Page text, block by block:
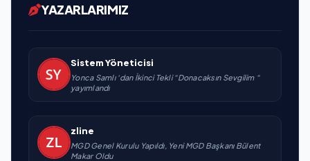
YAZARLARIMIZ
Sistem Yöneticisi
Yonca Samlı ‘dan İkinci Tekli “Donacaksın Sevgilim “
yayımlandı
zline
MGD Genel Kurulu Yapıldı, Yeni MGD Başkanı Bülent
Makar Oldu